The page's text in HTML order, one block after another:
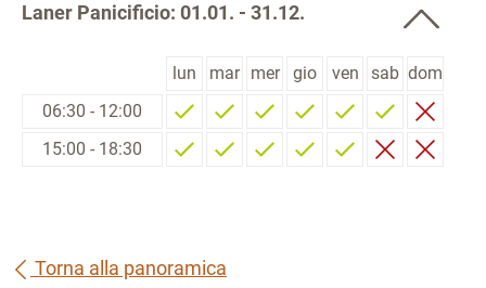
Laner Panicificio: 01.01. - 31.12.
lun mar mer gio ven sab dom
06:30 - 12:00
15:00 - 18:30
Torna alla panoramica